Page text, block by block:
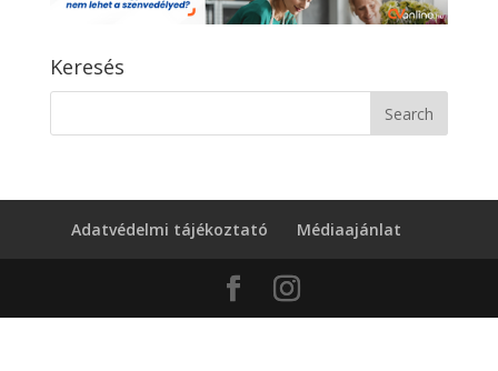
Keresés
Adatvédelmi tájékoztató Médiaajánlat